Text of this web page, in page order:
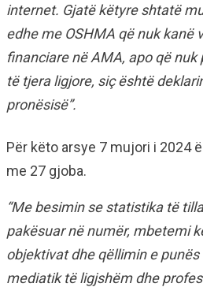
internet. Gjatë këtyre shtatë
edhe me OSHMA që nuk kanë
financiare në AMA, apo që
të tjera ligjore, siç është
pronësisë”.
Për këto arsye 7 mujori i 2024
me 27 gjoba.
“Me besimin se statistika të
pakësuar në numër, mbetemi
objektivat dhe qëllimin e
mediatik të ligjshëm dhe